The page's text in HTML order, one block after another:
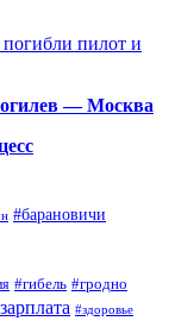
пилот и
— Москва
#барановичи
#гибель #гродно
#здоровье